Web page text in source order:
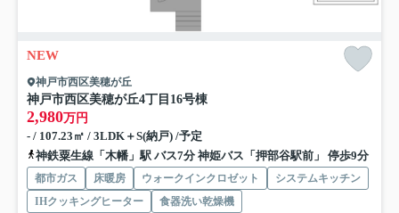
NEW
神戸市西区美穂が丘
神戸市西区美穂が丘4丁目 16号棟
2,980万円
- / 107.23㎡ / 3LDK＋S(納戸) /予定
神鉄粟生線「木幡」駅 バス7分 神姫バス「押部谷駅前」 停歩9分
都市ガス 床暖房 ウォークインクロゼット
システムキッチン
IHクッキングヒーター
食器洗い乾燥機